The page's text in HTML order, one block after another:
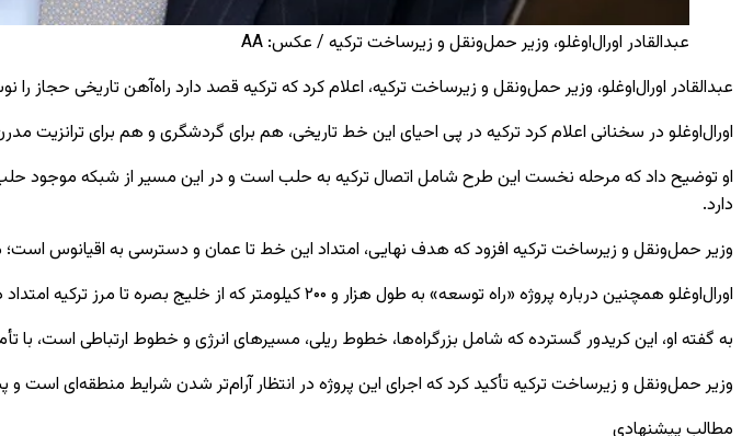
عبدالقادر اورال‌اوغلو، وزیر حمل‌ونقل و زیرساخت ترکیه / عکس: AA
عبدالقادر اورال‌اوغلو، وزیر حمل‌ونقل و زیرساخت ترکیه، اعلام کرد که ترکیه قصد دارد راه‌آهن تاریخی حجاز
اورال‌اوغلو در سخنانی اعلام کرد ترکیه در پی احیای این خط تاریخی، هم برای گردشگری و هم برای ترانزیت
او توضیح داد که مرحله نخست این طرح شامل اتصال ترکیه به حلب است و در این مسیر از شبکه موجود
دارد.
وزیر حمل‌ونقل و زیرساخت ترکیه افزود که هدف نهایی، امتداد این خط تا عمان و دسترسی به اقیانوس است؛
اورال‌اوغلو همچنین درباره پروژه «راه توسعه» به طول هزار و ۲۰۰ کیلومتر که از خلیج بصره تا مرز ترکیه امتداد دارد، اعلام کرد مرحله طراحی این پروژه تکمیل شده است.
به گفته او، این کریدور گسترده که شامل بزرگراه‌ها، خطوط ریلی، مسیرهای انرژی و خطوط ارتباطی است، با
وزیر حمل‌ونقل و زیرساخت ترکیه تأکید کرد که اجرای این پروژه در انتظار آرام‌تر شدن شرایط منطقه‌ای
مطالب پیشنهادی